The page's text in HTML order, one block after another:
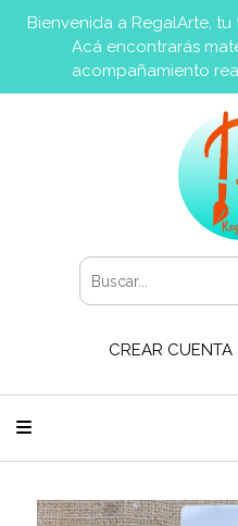
Bienvenida a RegalArte,
Acá encontrarás
acompañamiento
CREAR CUENTA